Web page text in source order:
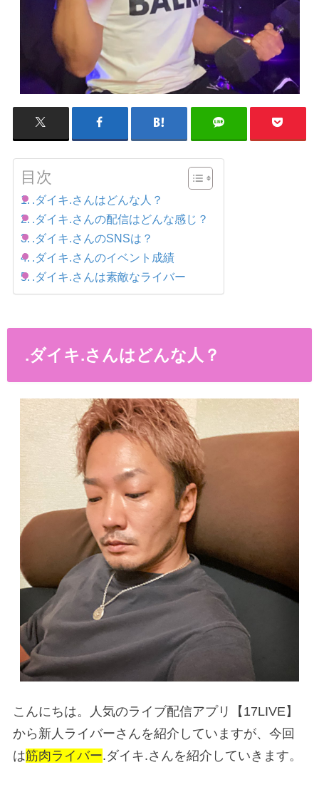
目次
.ダイキ.さんはどんな人？
.ダイキ.さんの配信はどんな感じ？
.ダイキ.さんのSNSは？
.ダイキ.さんのイベント成績
.ダイキ.さんは素敵なライバー
.ダイキ.さんはどんな人？
こんにちは。人気のライブ配信アプリ【17LIVE】
から新人ライバーさんを紹介していますが、今回
は筋肉ライバー.ダイキ.さんを紹介していきます。